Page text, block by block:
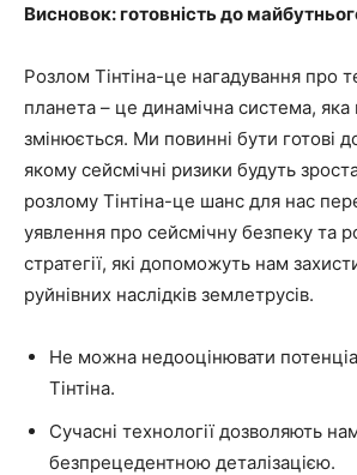
Висновок: готовність до
Розлом Тінтіна-це нагадування про
планета – це динамічна система, яка
змінюється. Ми повинні бути готові
якому сейсмічні ризики будуть
розлому Тінтіна-це шанс для нас
уявлення про сейсмічну безпеку та
стратегії, які допоможуть нам
руйнівних наслідків землетрусів.
Не можна недооцінювати
Тінтіна.
Сучасні технології дозволяють
безпрецедентною деталізацією.